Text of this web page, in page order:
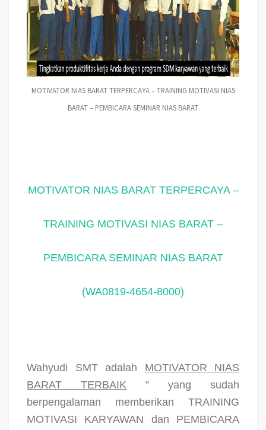
MOTIVATOR NIAS BARAT TERPERCAYA – TRAINING MOTIVASI NIAS
BARAT – PEMBICARA SEMINAR NIAS BARAT
MOTIVATOR NIAS BARAT TERPERCAYA –
TRAINING MOTIVASI NIAS BARAT –
PEMBICARA SEMINAR NIAS BARAT
(WA0819-4654-8000)
Wahyudi SMT adalah MOTIVATOR NIAS
BARAT TERBAIK ” yang sudah
berpengalaman memberikan TRAINING
MOTIVASI KARYAWAN dan PEMBICARA